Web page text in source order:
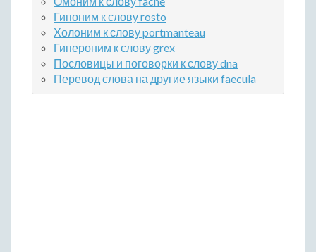
Гипоним к слову rosto
Холоним к слову portmanteau
Гипероним к слову grex
Пословицы и поговорки к слову dna
Перевод слова на другие языки faecula